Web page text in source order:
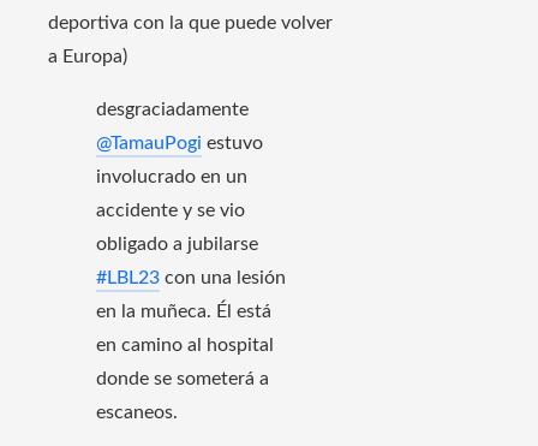
deportiva con la que puede volver
a Europa)
desgraciadamente
@TamauPogi estuvo
involucrado en un
accidente y se vio
obligado a jubilarse
#LBL23 con una lesión
en la muñeca. Él está
en camino al hospital
donde se someterá a
escaneos.